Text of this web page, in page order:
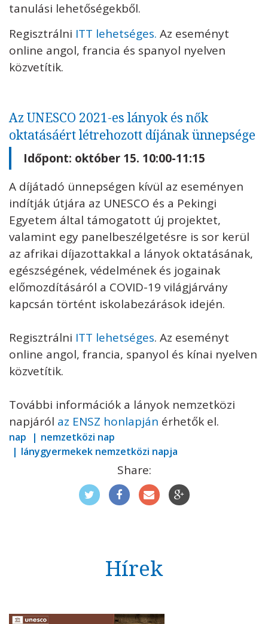
tanulási lehetőségekből.
Regisztrálni ITT lehetséges. Az eseményt
online angol, francia és spanyol nyelven
közvetítik.
Az UNESCO 2021-es lányok és nők
oktatásáért létrehozott díjának ünnepsége
Időpont: október 15. 10:00-11:15
A díjátadó ünnepségen kívül az eseményen
indítják útjára az UNESCO és a Pekingi
Egyetem által támogatott új projektet,
valamint egy panelbeszélgetésre is sor kerül
az afrikai díjazottakkal a lányok oktatásának,
egészségének, védelmének és jogainak
előmozdításáról a COVID-19 világjárvány
kapcsán történt iskolabezárások idején.
Regisztrálni ITT lehetséges. Az eseményt
online angol, francia, spanyol és kínai nyelven
közvetítik.
További információk a lányok nemzetközi
napjáról az ENSZ honlapján érhetők el.
nap
nemzetközi nap
lánygyermekek nemzetközi napja
Share:
Hírek